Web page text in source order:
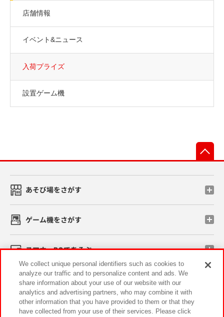
店舗情報
イベント&ニュース
入荷プライズ
設置ゲーム機
あそび場をさがす
ゲーム機をさがす
スマホ・PCであそぶ
イベント・キャンペーン
We collect unique personal identifiers such as cookies to
analyze our traffic and to personalize content and ads. We
share information about your use of our website with our
analytics and advertising partners, who may combine it with
other information that you have provided to them or that they
have collected from your use of their services. Please click